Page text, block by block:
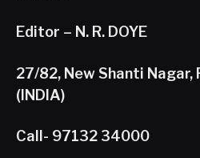
Editor – N. R. DOYE
27/82, New Shanti
(INDIA)
Call- 97132 34000